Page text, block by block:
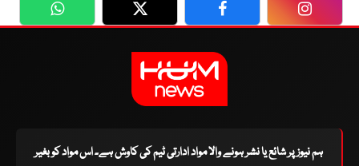
WhatsApp Twitter Facebook
ہم نیوز پر شائع یا نشر ہونے والا مواد ادارتی ٹیم کی کاوش ہے۔ اس مواد کو بغیر